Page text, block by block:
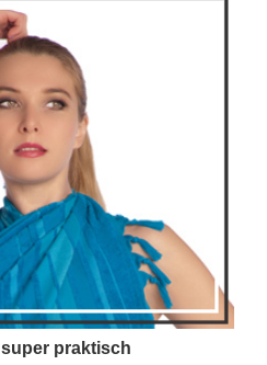
praktisch